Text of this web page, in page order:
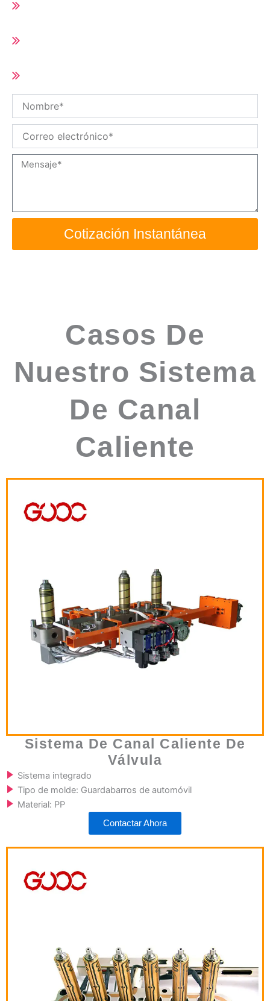
electrónico
Mensaje
Cotización Instantánea
Casos De
Nuestro Sistema
De Canal
Caliente
Sistema De Canal Caliente De
Válvula
Sistema integrado
Tipo de molde: Guardabarros de automóvil
Material: PP
Contactar Ahora